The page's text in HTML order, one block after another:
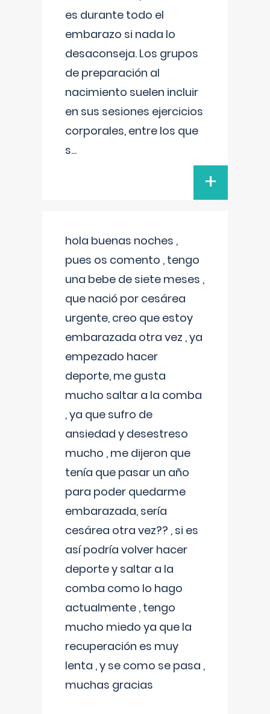
es durante todo el
embarazo si nada lo
desaconseja. Los grupos
de preparación al
nacimiento suelen incluir
en sus sesiones ejercicios
corporales, entre los que
s...
+
hola buenas noches ,
pues os comento , tengo
una bebe de siete meses ,
que nació por cesárea
urgente, creo que estoy
embarazada otra vez , ya
empezado hacer
deporte, me gusta
mucho saltar a la comba
, ya que sufro de
ansiedad y desestreso
mucho , me dijeron que
tenía que pasar un año
para poder quedarme
embarazada, sería
cesárea otra vez?? , si es
así podría volver hacer
deporte y saltar a la
comba como lo hago
actualmente , tengo
mucho miedo ya que la
recuperación es muy
lenta , y se como se pasa ,
muchas gracias